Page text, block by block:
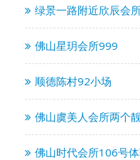
绿景一路附近欣辰会
佛山星玥会所999
顺德陈村92小场
佛山虞美人会所两个
佛山时代会所106号